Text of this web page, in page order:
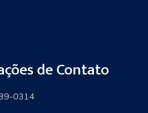
de Contato
0314